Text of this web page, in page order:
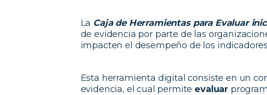
La Caja de Herramientas para Evaluar
de evidencia por parte de las
impacten el desempeño de los
Esta herramienta digital consiste en un
evidencia, el cual permite evaluar